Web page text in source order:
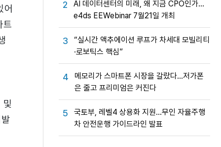
2
AI 데이터센터의 미래, 왜 지금 CPO인가…
e4ds EEWebinar 7월21일 개최
3
“실시간 액추에이션 루프가 차세대 모빌리티
·로보틱스 핵심”
4
메모리가 스마트폰 시장을 갈랐다…저가폰
은 줄고 프리미엄은 커진다
5
국토부, 레벨4 상용화 지원…무인 자율주행
차 안전운행 가이드라인 발표